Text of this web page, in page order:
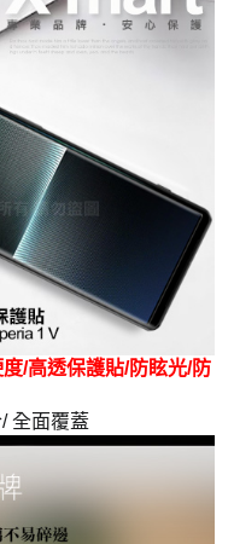
/高透保護貼/防眩光/防
全面覆蓋